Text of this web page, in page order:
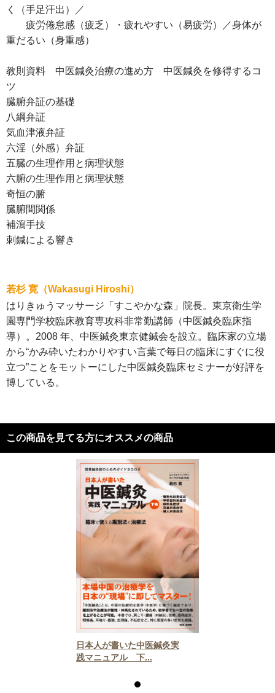
く（手足汗出）／
疲労倦怠感（疲乏）・疲れやすい（易疲労）／身体が
重だるい（身重感）
教則資料 中医鍼灸治療の進め方 中医鍼灸を修得するコ
ツ
臓腑弁証の基礎
八綱弁証
気血津液弁証
六淫（外感）弁証
五臓の生理作用と病理状態
六腑の生理作用と病理状態
奇恒の腑
臓腑間関係
補瀉手技
刺鍼による響き
若杉 寛（Wakasugi Hiroshi）
はりきゅうマッサージ「すこやかな森」院長。東京衛生学
園専門学校臨床教育専攻科非常勤講師（中医鍼灸臨床指
導）。2008 年、中医鍼灸東京健鍼会を設立。臨床家の立場
から“かみ砕いたわかりやすい言葉で毎日の臨床にすぐに役
立つ”ことをモットーにした中医鍼灸臨床セミナーが好評を
博している。
この商品を見てる方にオススメの商品
日本人が書いた中医鍼灸実
践マニュアル 下...